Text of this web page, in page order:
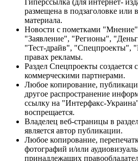
размещена в подзаголовке или
материала.
Новости с пометками
"Заявление", "Регионы",
"Тест-драйв", "Спецпроекты",
правах рекламы.
Раздел Спецпроекты создается
коммерческими партнерами.
Любое копирование,
другое распространение
ссылку на "Интерфакс-
воспрещается.
Владелец веб-страницы в
является автор публикации.
Любое копирование,
фотографий и/или
принадлежащих